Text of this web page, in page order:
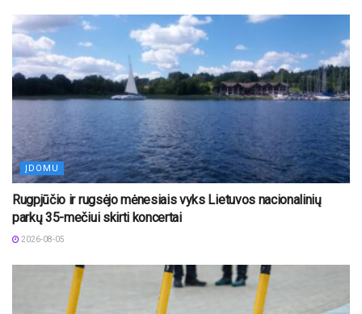
ĮDOMU
Rugpjūčio ir rugsėjo mėnesiais vyks Lietuvos nacionalinių
parkų 35-mečiui skirti koncertai
2026-08-05